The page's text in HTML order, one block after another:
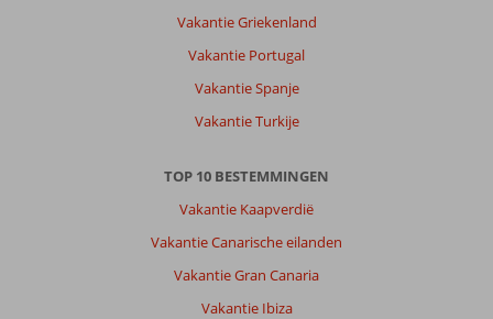
Vakantie Griekenland
Vakantie Portugal
Vakantie Spanje
Vakantie Turkije
TOP 10 BESTEMMINGEN
Vakantie Kaapverdië
Vakantie Canarische eilanden
Vakantie Gran Canaria
Vakantie Ibiza